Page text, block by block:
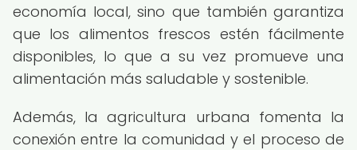
economía local, sino que también garantiza
que los alimentos frescos estén fácilmente
disponibles, lo que a su vez promueve una
alimentación más saludable y sostenible.
Además, la agricultura urbana fomenta la
conexión entre la comunidad y el proceso de